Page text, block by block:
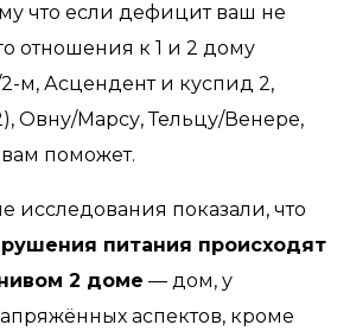
что если дефицит ваш не
отношения к 1 и 2 дому
м, Асцендент и куспид 2,
Овну/Марсу, Тельцу/Венере,
поможет.
исследования показали, что
питания происходят
2 доме — дом, у
аспектов, кроме